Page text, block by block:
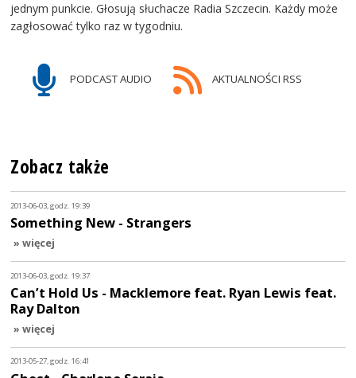
jednym punkcie. Głosują słuchacze Radia Szczecin. Każdy może
zagłosować tylko raz w tygodniu.
PODCAST AUDIO AKTUALNOŚCI RSS
Zobacz także
2013-06-03, godz. 19:39
Something New - Strangers
» więcej
2013-06-03, godz. 19:37
Can’t Hold Us - Macklemore feat. Ryan Lewis feat.
Ray Dalton
» więcej
2013-05-27, godz. 16:41